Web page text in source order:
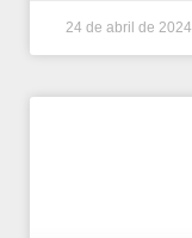
24 de abril de 2024